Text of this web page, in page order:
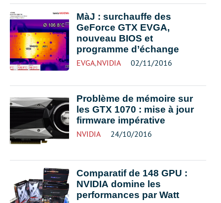
MàJ : surchauffe des
GeForce GTX EVGA,
nouveau BIOS et
programme d’échange
EVGA,NVIDIA 02/11/2016
Problème de mémoire sur
les GTX 1070 : mise à jour
firmware impérative
NVIDIA 24/10/2016
Comparatif de 148 GPU :
NVIDIA domine les
performances par Watt